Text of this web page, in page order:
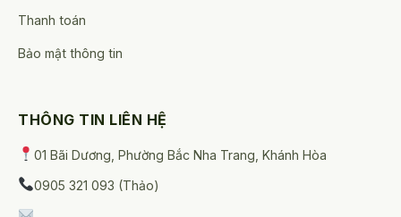
Thanh toán
Bảo mật thông tin
THÔNG TIN LIÊN HỆ
01 Bãi Dương, Phường Bắc Nha Trang, Khánh Hòa
0905 321 093 (Thảo)